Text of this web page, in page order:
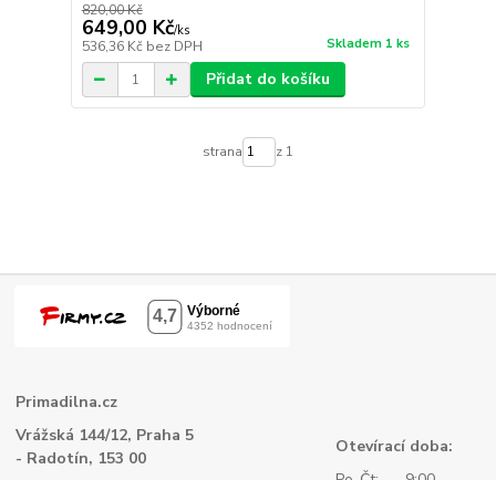
820,00 Kč
649,00 Kč/ks
536,36 Kč bez DPH Skladem 1 ks
Přidat do košíku
strana z 1
Primadilna.cz
Vrážská 144/12, Praha 5
- Radotín, 153 00
Otevírací doba: